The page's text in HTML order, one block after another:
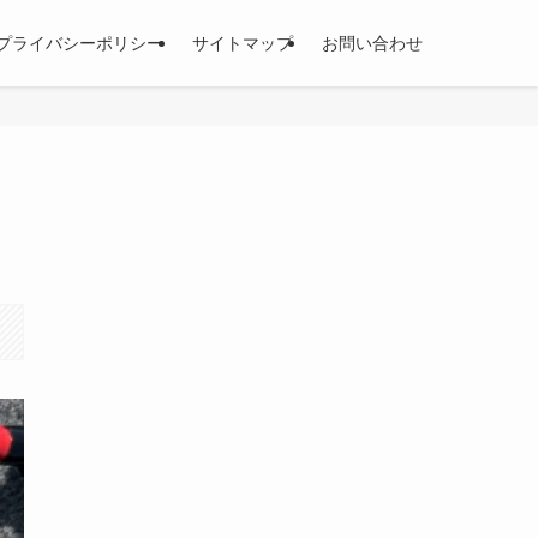
ライバシーポリシー サイトマップ お問い合わせ